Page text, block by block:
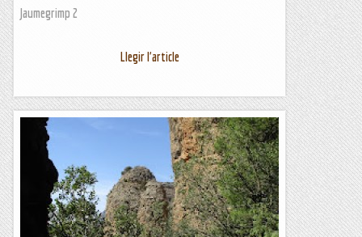
Jaumegrimp 2
Llegir l'article